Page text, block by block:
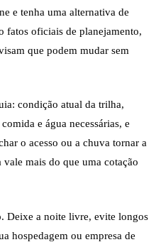
e tenha uma alternativa de
fatos oficiais de planejamento,
que podem mudar sem
condição atual da trilha,
e água necessárias, e
o acesso ou a chuva tornar a
mais do que uma cotação
Deixe a noite livre, evite longos
hospedagem ou empresa de